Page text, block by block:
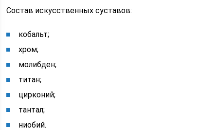
Состав искусственных суставов:
кобальт;
хром;
молибден;
титан;
цирконий;
тантал;
ниобий.